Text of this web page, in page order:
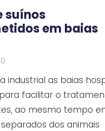
suínos
em baias
industrial as baias
facilitar o
ao mesmo tempo
dos animais